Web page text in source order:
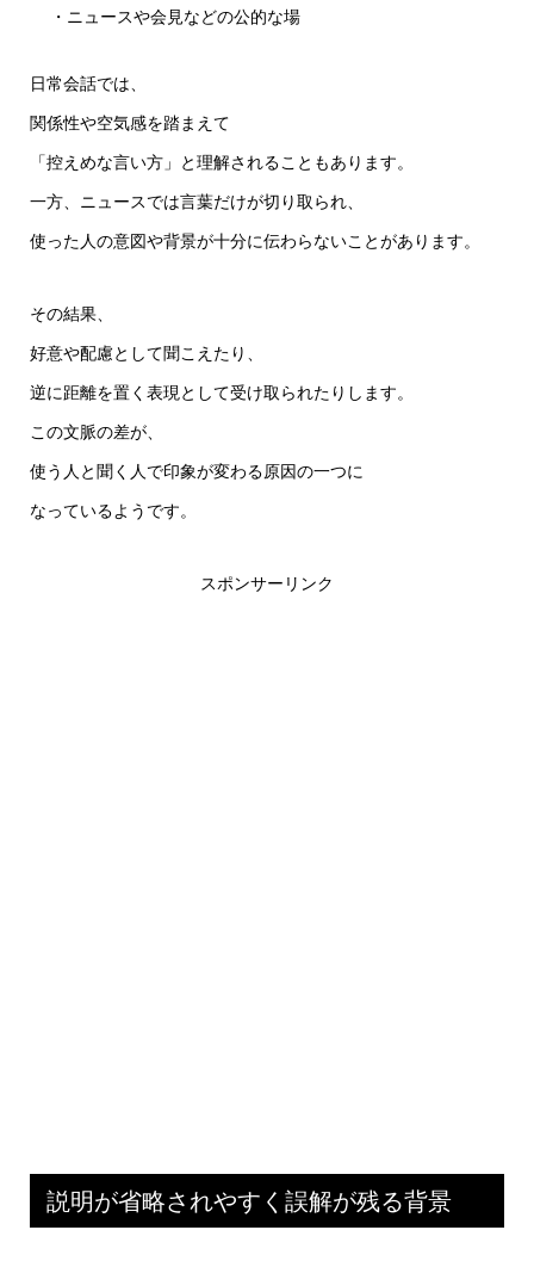
・ニュースや会見などの公的な場
日常会話では、
関係性や空気感を踏まえて
「控えめな言い方」と理解されることもあります。
一方、ニュースでは言葉だけが切り取られ、
使った人の意図や背景が十分に伝わらないことがあります。
その結果、
好意や配慮として聞こえたり、
逆に距離を置く表現として受け取られたりします。
この文脈の差が、
使う人と聞く人で印象が変わる原因の一つに
なっているようです。
スポンサーリンク
説明が省略されやすく誤解が残る背景